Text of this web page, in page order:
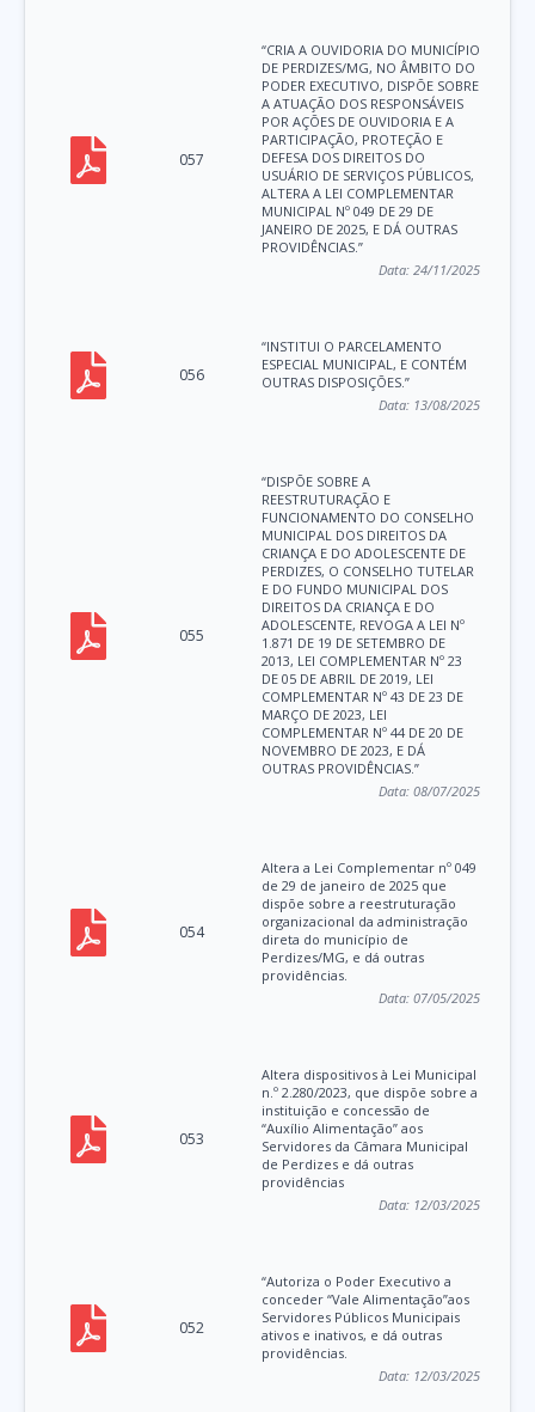
057
“CRIA A OUVIDORIA DO MUNICÍPIO
DE PERDIZES/MG, NO ÂMBITO DO
PODER EXECUTIVO, DISPÕE SOBRE
A ATUAÇÃO DOS RESPONSÁVEIS
POR AÇÕES DE OUVIDORIA E A
PARTICIPAÇÃO, PROTEÇÃO E
DEFESA DOS DIREITOS DO
USUÁRIO DE SERVIÇOS PÚBLICOS,
ALTERA A LEI COMPLEMENTAR
MUNICIPAL Nº 049 DE 29 DE
JANEIRO DE 2025, E DÁ OUTRAS
PROVIDÊNCIAS.”
Data:24/11/2025
056
“INSTITUI O PARCELAMENTO
ESPECIAL MUNICIPAL, E CONTÉM
OUTRAS DISPOSIÇÕES.”
Data: 13/08/2025
055
“DISPÕE SOBRE A
REESTRUTURAÇÃO E
FUNCIONAMENTO DO CONSELHO
MUNICIPAL DOS DIREITOS DA
CRIANÇA E DO ADOLESCENTE DE
PERDIZES, O CONSELHO TUTELAR
E DO FUNDO MUNICIPAL DOS
DIREITOS DA CRIANÇA E DO
ADOLESCENTE, REVOGA A LEI Nº
1.871 DE 19 DE SETEMBRO DE
2013, LEI COMPLEMENTAR Nº 23
DE 05 DE ABRIL DE 2019, LEI
COMPLEMENTAR Nº 43 DE 23 DE
MARÇO DE 2023, LEI
COMPLEMENTAR Nº 44 DE 20 DE
NOVEMBRO DE 2023, E DÁ
OUTRAS PROVIDÊNCIAS.”
Data:08/07/2025
054
Altera a Lei Complementar nº 049
de 29 de janeiro de 2025 que
dispõe sobre a reestruturação
organizacional da administração
direta do município de
Perdizes/MG, e dá outras
providências.
Data:07/05/2025
053
Altera dispositivos à Lei Municipal
n.º 2.280/2023, que dispõe sobre a
instituição e concessão de
“Auxílio Alimentação” aos
Servidores da Câmara Municipal
de Perdizes e dá outras
providências
Data: 12/03/2025
052
“Autoriza o Poder Executivo a
conceder “Vale Alimentação”aos
Servidores Públicos Municipais
ativos e inativos, e dá outras
providências.
Data: 12/03/2025